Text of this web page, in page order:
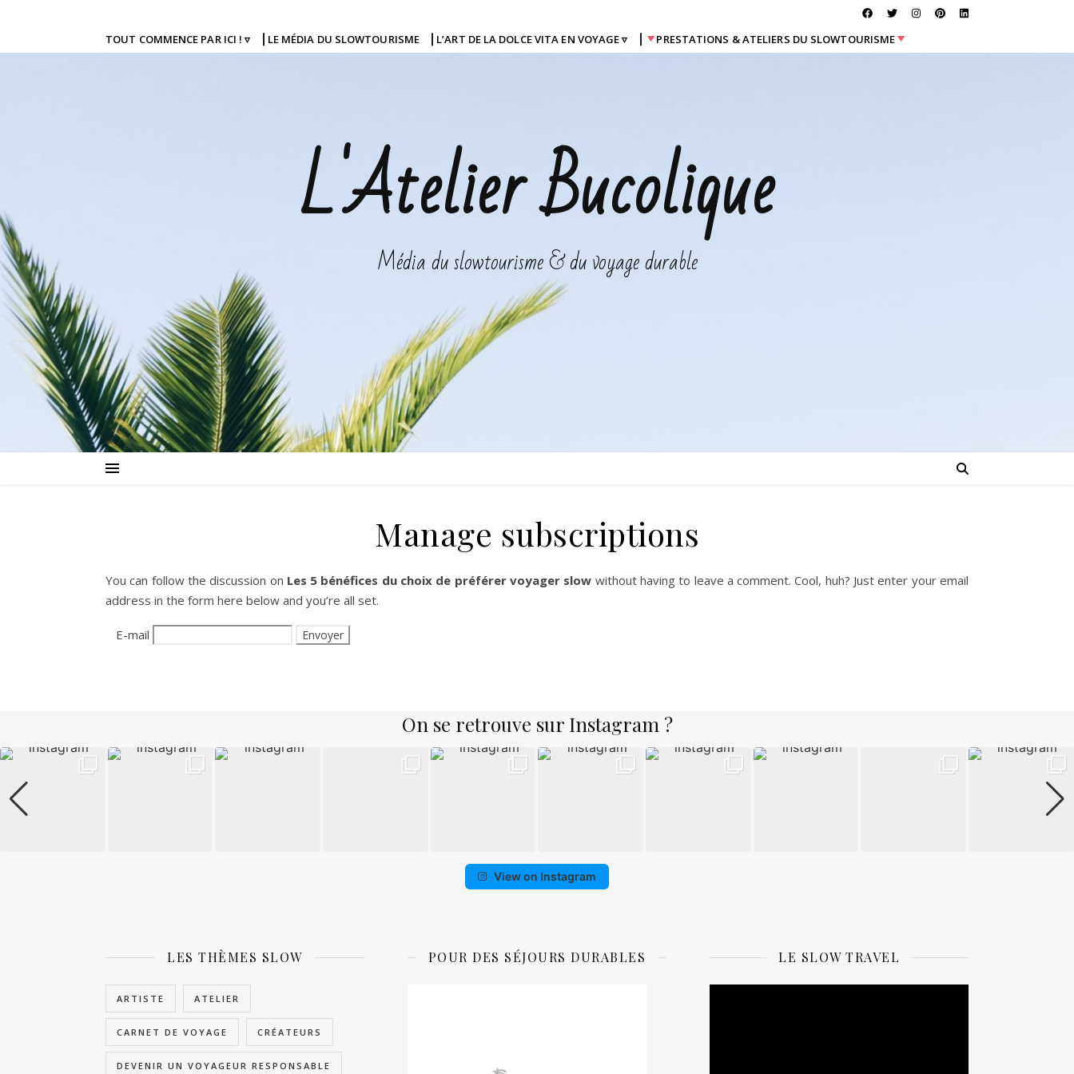
TOUT COMMENCE PAR ICI ! ▿ ⎜LE MÉDIA DU SLOWTOURISME ⎜L’ART DE LA DOLCE VITA EN VOYAGE ▿ PRESTATIONS & ATELIERS DU SLOWTOURISME
L'Atelier Bucolique
Média du slowtourisme & du voyage durable
Manage subscriptions
You can follow the discussion on Les 5 bénéfices du choix de préférer voyager slow without having to leave a comment. Cool, huh? Just enter your email
address in the form here below and you’re all set.
E-mail
On se retrouve sur Instagram ?
View on Instagram
LES THÈMES SLOW
ARTISTE ATELIER
CARNET DE VOYAGE CRÉATEURS
DEVENIR UN VOYAGEUR RESPONSABLE
POUR DES SÉJOURS DURABLES LE SLOW TRAVEL